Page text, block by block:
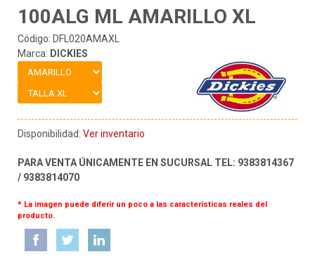
100ALG ML AMARILLO XL
Código: DFL020AMAXL
Marca: DICKIES
Disponibilidad: Ver inventario
PARA VENTA ÚNICAMENTE EN SUCURSAL TEL: 9383814367
/ 9383814070
* La imagen puede diferir un poco a las características reales del
producto.